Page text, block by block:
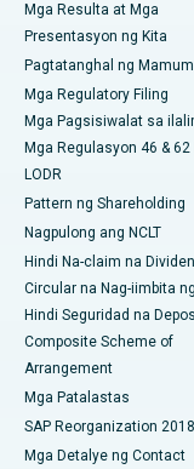
Pinakamahusay na
Pinakamahusay na
Pinakamahusay na
Pinakamahusay na
Pinakamahusay na
Delhi
Mga Resulta at Mga
Presentasyon ng Kita
Pagtatanghal ng
Mga Regulatory Filing
Mga Pagsisiwalat sa
Mga Regulasyon 46 & 62
LODR
Pattern ng Shareholding
Nagpulong ang NCLT
Hindi Na-claim na
Circular na Nag-iimbita
Hindi Seguridad na
Composite Scheme of
Arrangement
Mga Patalastas
SAP Reorganization 2018
Mga Detalye ng Contact